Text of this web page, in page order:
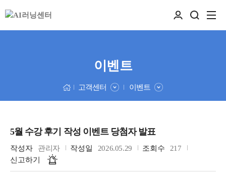
이벤트
고객센터 이벤트
5월 수강 후기 작성 이벤트 당첨자 발표
작성자 관리자 작성일 2026.05.29 조회수
217
신고하기